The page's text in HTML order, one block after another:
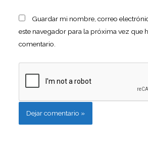
Guardar mi nombre, correo
este navegador para la próxima vez que
comentario.